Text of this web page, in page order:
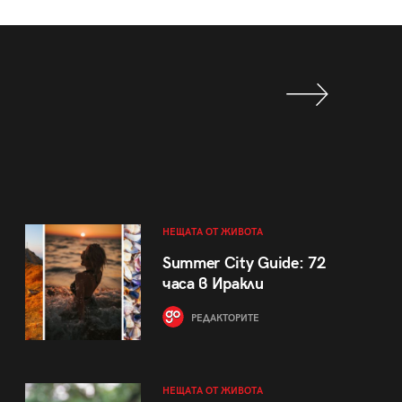
НЕЩАТА ОТ ЖИВОТА
Summer City Guide: 72
часа в Иракли
РЕДАКТОРИТЕ
НЕЩАТА ОТ ЖИВОТА